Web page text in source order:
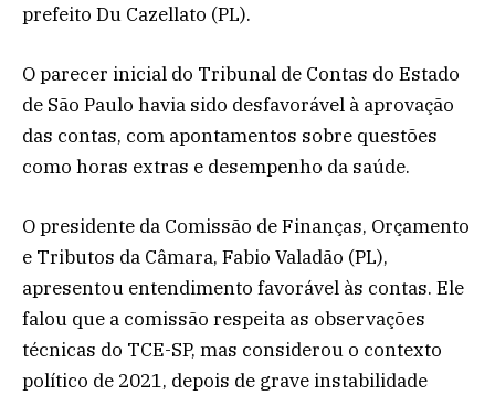
prefeito Du Cazellato (PL).
O parecer inicial do Tribunal de Contas do Estado
de São Paulo havia sido desfavorável à aprovação
das contas, com apontamentos sobre questões
como horas extras e desempenho da saúde.
O presidente da Comissão de Finanças, Orçamento
e Tributos da Câmara, Fabio Valadão (PL),
apresentou entendimento favorável às contas. Ele
falou que a comissão respeita as observações
técnicas do TCE-SP, mas considerou o contexto
político de 2021, depois de grave instabilidade